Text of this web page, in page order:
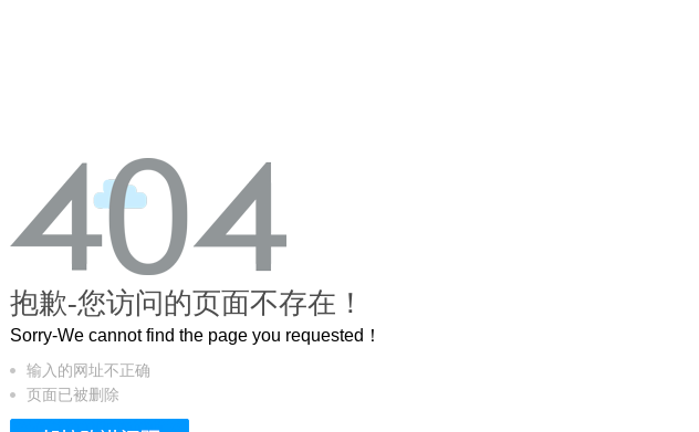
个3.2米的长卷，还原了600岁的紫禁城
抱歉-您访问的页面不存在！
Sorry-We cannot find the page you requested！
输入的网址不正确
页面已被删除